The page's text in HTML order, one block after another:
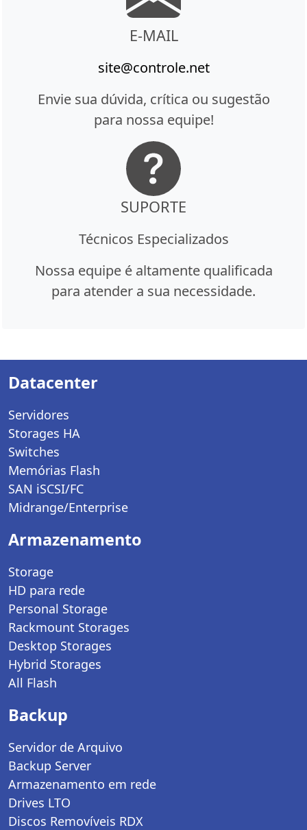
E-MAIL
site@controle.net
Envie sua dúvida, crítica ou sugestão
para nossa equipe!
SUPORTE
Técnicos Especializados
Nossa equipe é altamente qualificada
para atender a sua necessidade.
Datacenter
Servidores
Storages HA
Switches
Memórias Flash
SAN iSCSI/FC
Midrange/Enterprise
Armazenamento
Storage
HD para rede
Personal Storage
Rackmount Storages
Desktop Storages
Hybrid Storages
All Flash
Backup
Servidor de Arquivo
Backup Server
Armazenamento em rede
Drives LTO
Discos Removíveis RDX